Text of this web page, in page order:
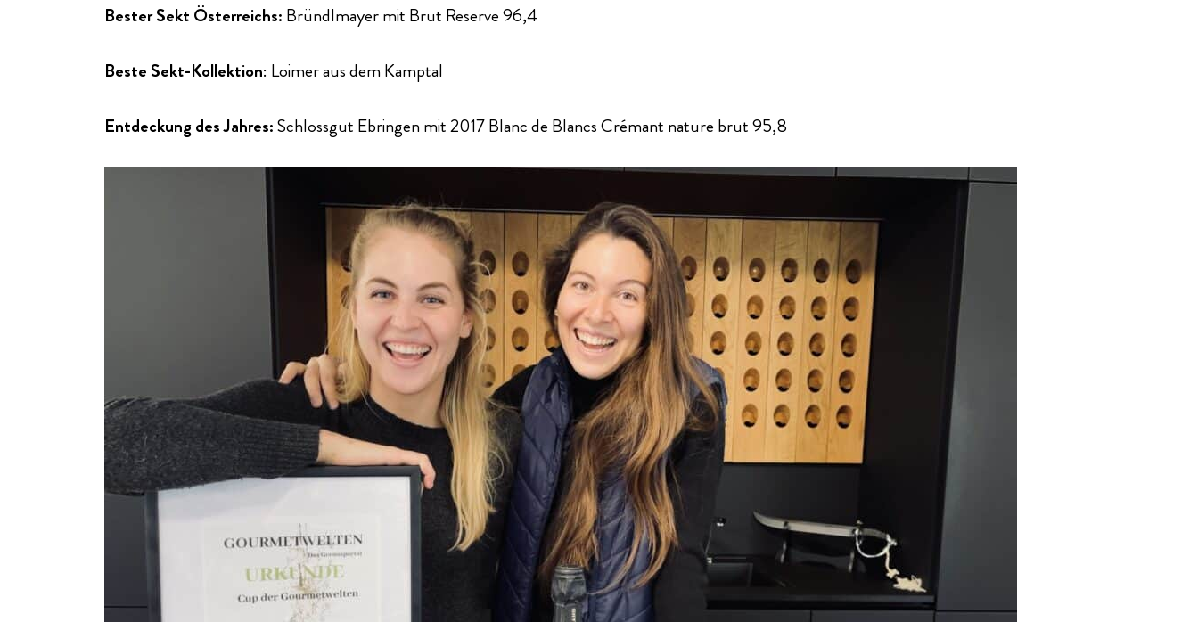
Bester Sekt Österreichs: Bründlmayer mit Brut Reserve 96,4
Beste Sekt-Kollektion: Loimer aus dem Kamptal
Entdeckung des Jahres:Schlossgut Ebringen mit 2017 Blanc de Blancs Crémant nature brut 95,8